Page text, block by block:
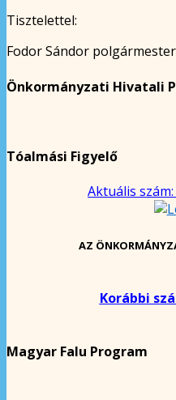
Tisztelettel:
Fodor Sándor polgármester
Önkormányzati Hivatali
Tóalmási Figyelő
Aktuális
AZ
Korábbi
Magyar Falu Program